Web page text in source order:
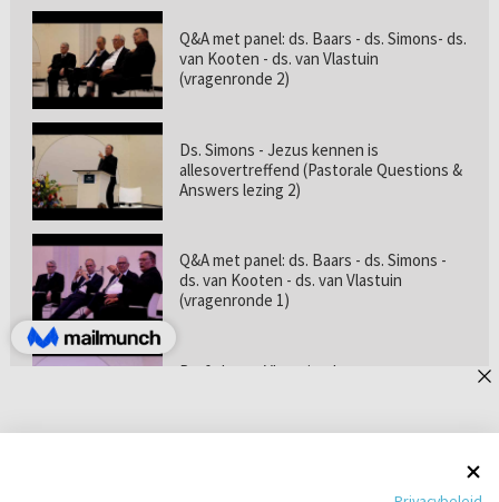
Q&A met panel: ds. Baars - ds. Simons- ds.
van Kooten - ds. van Vlastuin
(vragenronde 2)
Ds. Simons - Jezus kennen is
allesovertreffend (Pastorale Questions &
Answers lezing 2)
Q&A met panel: ds. Baars - ds. Simons -
ds. van Kooten - ds. van Vlastuin
(vragenronde 1)
Prof. dr. van Vlastuin - Is